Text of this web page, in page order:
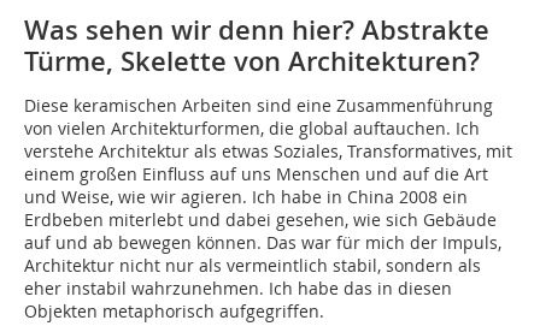
Was sehen wir denn hier? Abstrakte
Türme, Skelette von Architekturen?
Diese keramischen Arbeiten sind eine Zusammenführung
von vielen Architekturformen, die global auftauchen. Ich
verstehe Architektur als etwas Soziales, Transformatives, mit
einem großen Einfluss auf uns Menschen und auf die Art
und Weise, wie wir agieren. Ich habe in China 2008 ein
Erdbeben miterlebt und dabei gesehen, wie sich Gebäude
auf und ab bewegen können. Das war für mich der Impuls,
Architektur nicht nur als vermeintlich stabil, sondern als
eher instabil wahrzunehmen. Ich habe das in diesen
Objekten metaphorisch aufgegriffen.